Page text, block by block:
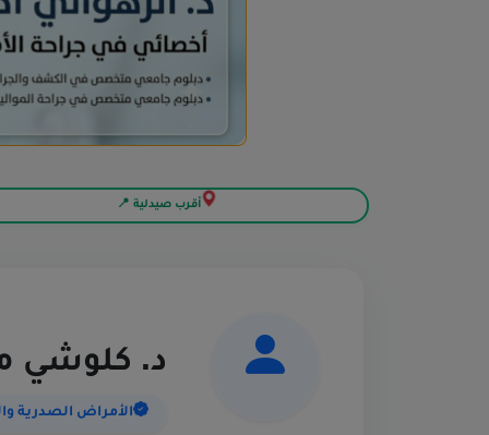
أقرب صيدلية 📍
د. كلوشي
الأمراض الصدرية